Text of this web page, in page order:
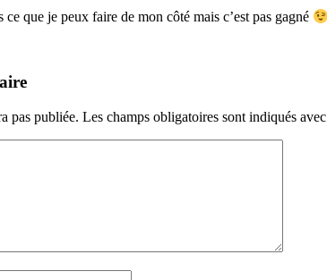
ce que je peux faire de mon côté mais c’est pas gagné
pas publiée. Les champs obligatoires sont indiqués avec